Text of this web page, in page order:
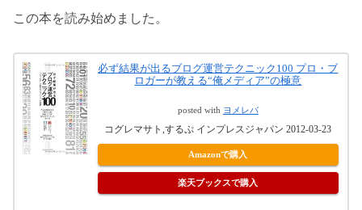
この本を読み始めました。
必ず結果が出るブログ運営テクニック100 プロ・ブ
ロガーが教える“俺メディア”の極意
posted with ヨメレバ
コグレマサト,するぷ インプレスジャパン 2012-03-23
Amazonで購入
楽天ブックスで購入